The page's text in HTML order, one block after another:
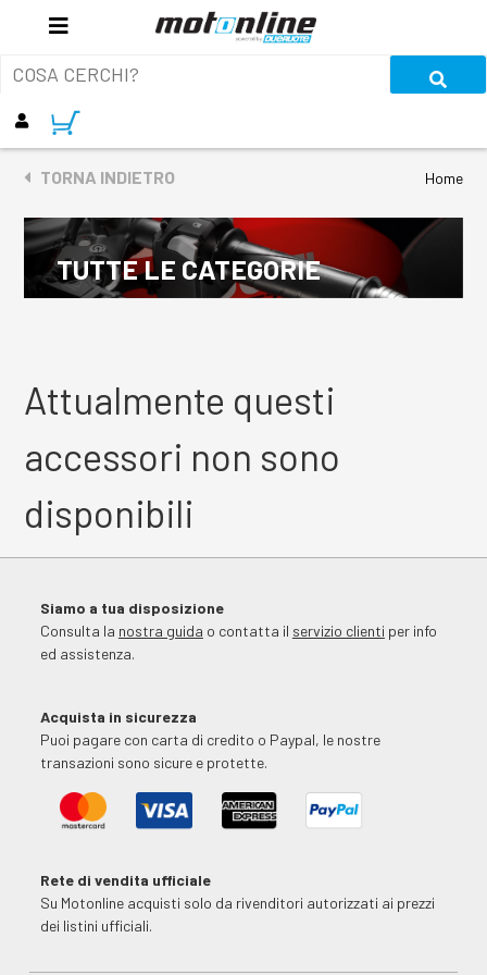
TORNA INDIETRO Home
TUTTE LE CATEGORIE
Attualmente questi
accessori non sono
disponibili
Siamo a tua disposizione
Consulta la nostra guida o contatta il servizio clienti per info
ed assistenza.
Acquista in sicurezza
Puoi pagare con carta di credito o Paypal, le nostre
transazioni sono sicure e protette.
Rete di vendita ufficiale
Su Motonline acquisti solo da rivenditori autorizzati ai prezzi
dei listini ufficiali.